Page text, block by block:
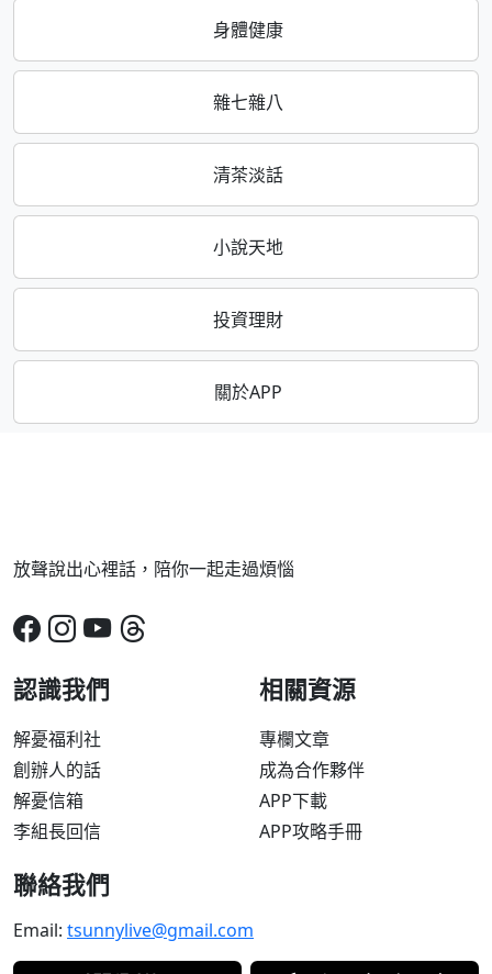
身體健康
雜七雜八
清茶淡話
小說天地
投資理財
關於APP
放聲說出心裡話，陪你一起走過煩惱
認識我們
解憂福利社
創辦人的話
解憂信箱
李組長回信
相關資源
專欄文章
成為合作夥伴
APP下載
APP攻略手冊
聯絡我們
Email: tsunnylive@gmail.com